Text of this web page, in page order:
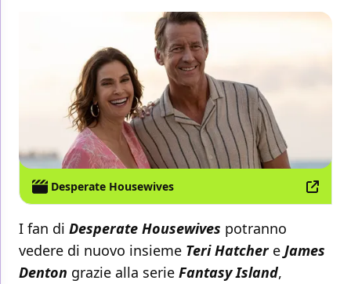
Desperate Housewives
I fan di Desperate Housewives potranno
vedere di nuovo insieme Teri Hatchere James
Denton grazie alla serie Fantasy Island,